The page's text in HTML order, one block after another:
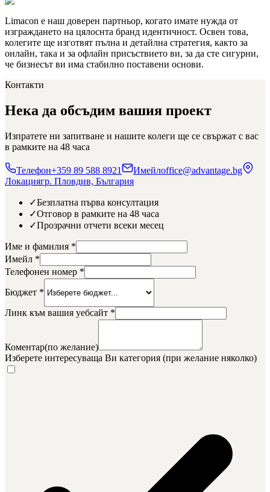
Limacon е наш доверен партньор, когато имате нужда от
изграждането на цялоснта бранд идентичност. Освен това,
колегите ще изготвят пълна и детайлна стратегия, както за
онлайн, така и за офлайн присъствието ви, за да сте сигурни,
че бизнесът ви има стабилно поставени основи.
Контакти
Нека да обсъдим вашия проект
Изпратете ни запитване и нашите колеги ще се свържат с вас
в рамките на 48 часа
Телефон+359 89 588 8921 Имейлoffice@advantage.bg
Локациягр. Пловдив, България
✓Безплатна първа консултация
✓Отговор в рамките на 48 часа
✓Прозрачни отчети всеки месец
Име и фамилия *
Имейл *
Телефонен номер *
Бюджет *
Линк към вашия уебсайт *
Коментар(по желание)
Изберете интересуваща Ви категория (при желание няколко)